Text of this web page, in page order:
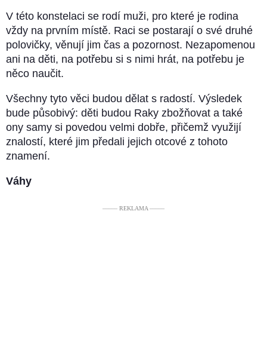
V této konstelaci se rodí muži, pro které je rodina
vždy na prvním místě. Raci se postarají o své druhé
polovičky, věnují jim čas a pozornost. Nezapomenou
ani na děti, na potřebu si s nimi hrát, na potřebu je
něco naučit.
Všechny tyto věci budou dělat s radostí. Výsledek
bude působivý: děti budou Raky zbožňovat a také
ony samy si povedou velmi dobře, přičemž využijí
znalostí, které jim předali jejich otcové z tohoto
znamení.
Váhy
––––– REKLAMA –––––